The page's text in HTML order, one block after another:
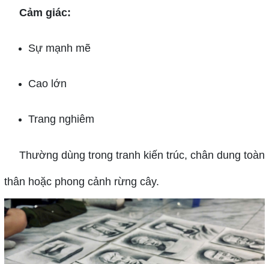
Cảm giác:
Sự mạnh mẽ
Cao lớn
Trang nghiêm
Thường dùng trong tranh kiến trúc, chân dung toàn
thân hoặc phong cảnh rừng cây.